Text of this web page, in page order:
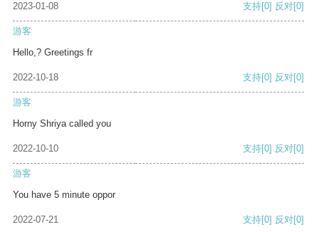
2023-01-08 支持[0] 反对[0]
游客
Hello,? Greetings fr
2022-10-18 支持[0] 反对[0]
游客
Horny Shriya called you
2022-10-10 支持[0] 反对[0]
游客
You have 5 minute oppor
2022-07-21 支持[0] 反对[0]